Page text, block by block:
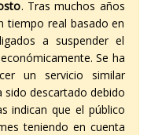
. Tras muchos años
tiempo real basado en
a suspender el
Se ha
un servicio similar
sido descartado debido
indican que el público
teniendo en cuenta